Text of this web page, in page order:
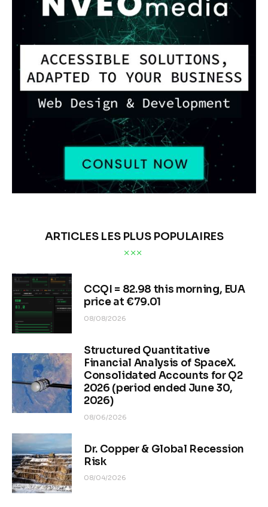
ARTICLES LES PLUS POPULAIRES
CCQI = 82.98 this morning, EUA
price at €79.01
08/08/2026
Structured Quantitative
Financial Analysis of SpaceX.
Consolidated Accounts for Q2
2026 (period ended June 30,
2026)
08/06/2026
Dr. Copper & Global Recession
Risk
08/04/2026